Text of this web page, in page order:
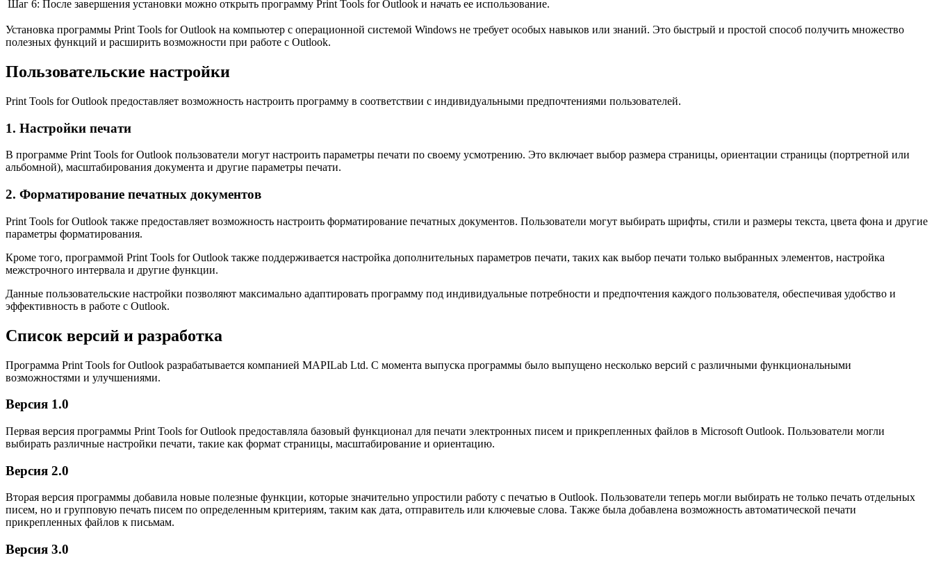
Шаг 6: После завершения установки можно открыть программу Print Tools for Outlook и начать ее использование.
Установка программы Print Tools for Outlook на компьютер с операционной системой Windows не требует особых навыков или знаний. Это быстрый и простой способ получить множество
полезных функций и расширить возможности при работе с Outlook.
Пользовательские настройки
Print Tools for Outlook предоставляет возможность настроить программу в соответствии с индивидуальными предпочтениями пользователей.
1. Настройки печати
В программе Print Tools for Outlook пользователи могут настроить параметры печати по своему усмотрению. Это включает выбор размера страницы, ориентации страницы (портретной или
альбомной), масштабирования документа и другие параметры печати.
2. Форматирование печатных документов
Print Tools for Outlook также предоставляет возможность настроить форматирование печатных документов. Пользователи могут выбирать шрифты, стили и размеры текста, цвета фона и другие
параметры форматирования.
Кроме того, программой Print Tools for Outlook также поддерживается настройка дополнительных параметров печати, таких как выбор печати только выбранных элементов, настройка
межстрочного интервала и другие функции.
Данные пользовательские настройки позволяют максимально адаптировать программу под индивидуальные потребности и предпочтения каждого пользователя, обеспечивая удобство и
эффективность в работе с Outlook.
Список версий и разработка
Программа Print Tools for Outlook разрабатывается компанией MAPILab Ltd. С момента выпуска программы было выпущено несколько версий с различными функциональными
возможностями и улучшениями.
Версия 1.0
Первая версия программы Print Tools for Outlook предоставляла базовый функционал для печати электронных писем и прикрепленных файлов в Microsoft Outlook. Пользователи могли
выбирать различные настройки печати, такие как формат страницы, масштабирование и ориентацию.
Версия 2.0
Вторая версия программы добавила новые полезные функции, которые значительно упростили работу с печатью в Outlook. Пользователи теперь могли выбирать не только печать отдельных
писем, но и групповую печать писем по определенным критериям, таким как дата, отправитель или ключевые слова. Также была добавлена возможность автоматической печати
прикрепленных файлов к письмам.
Версия 3.0